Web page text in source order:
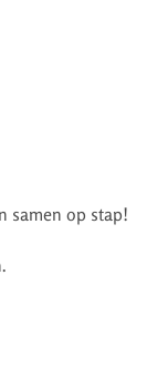
samen op stap!